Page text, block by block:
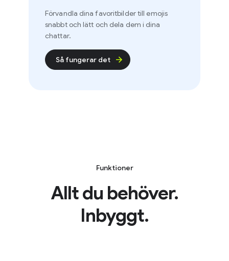
Förvandla dina favoritbilder till emojis
snabbt och lätt och dela dem i dina
chattar.
Så fungerar det
Funktioner
Allt du behöver.
Inbyggt.